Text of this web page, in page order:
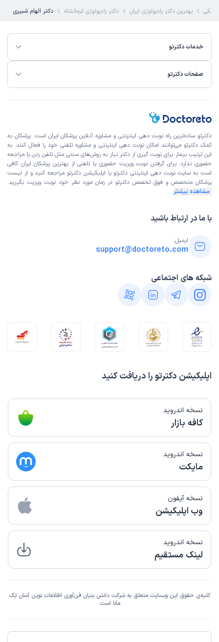
بهترین دکتر رادیولوژی ایران دکتر رادیولوژی کرمانشاه دکتر الهام شبیری
خدمات دکترتو
صفحات دکترتو
اپلیکیشن دکترتو را دریافت کنید
نسخه اندروید
کافه بازار
نسخه اندروید
مایکت
نسخه آیفون
وب اپلیکیشن
نسخه اندروید
لینک مستقیم
دکترتو ساده‌ترین راه نوبت‌ دهی اینترنتی و مشاوره آنلاین پزشکان ایران است. پزشکان به
کمک دکترتو می‌توانند امکان نوبت دهی اینترنتی و مشاوره تلفنی خود را فعال کنند. به
این ترتیب بیمار برای نوبت گیری از دکتر نیاز به روش‌های سنتی مثل تلفن زدن یا مراجعه
حضوری ندارد. برای گرفتن نوبت ویزیت حضوری یا تلفنی از بهترین پزشکان ایران کافی
است به سایت نوبت دهی اینترنتی دکترتو یا اپلیکیشن دکترتو مراجعه کنید و از لیست
پزشکان متخصص و فوق تخصص دکترتو در زمان مورد نظر خود نوبت ویزیت بگیرید.
مشاهده بیشتر
با ما در ارتباط باشید
ایمیل:
support@doctoreto.com
شبکه های اجتماعی
کلیه‌ی حقوق این وبسایت متعلق به شرکت دانش بنیان فن‌آوری اطلاعات نوین آسان تِک
مانا است.